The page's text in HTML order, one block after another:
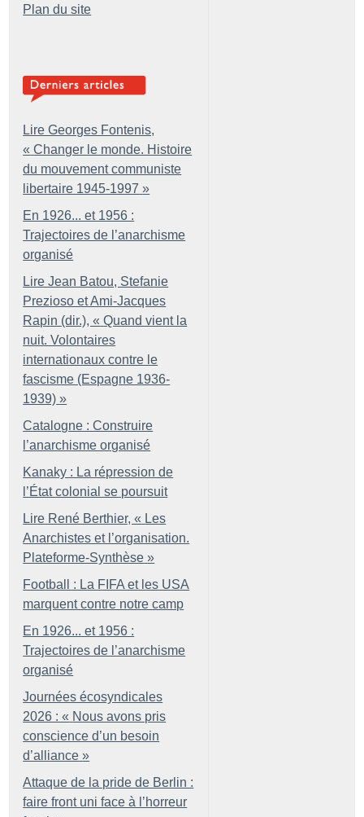
Plan du site
Lire Georges Fontenis,
« Changer le monde. Histoire
du mouvement communiste
libertaire 1945-1997 »
En 1926... et 1956 :
Trajectoires de l’anarchisme
organisé
Lire Jean Batou, Stefanie
Prezioso et Ami-Jacques
Rapin (dir.), « Quand vient la
nuit. Volontaires
internationaux contre le
fascisme (Espagne 1936-
1939) »
Catalogne : Construire
l’anarchisme organisé
Kanaky : La répression de
l’État colonial se poursuit
Lire René Berthier, « Les
Anarchistes et l’organisation.
Plateforme-Synthèse »
Football : La FIFA et les USA
marquent contre notre camp
En 1926... et 1956 :
Trajectoires de l’anarchisme
organisé
Journées écosyndicales
2026 : « Nous avons pris
conscience d’un besoin
d’alliance »
Attaque de la pride de Berlin :
faire front uni face à l’horreur